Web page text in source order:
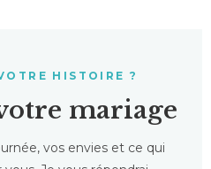
HISTOIRE ?
mariage
vos envies et ce qui